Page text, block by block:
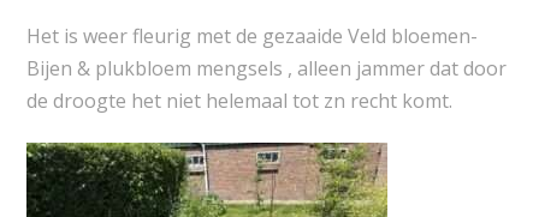
Het is weer fleurig met de gezaaide Veld bloemen-
Bijen & plukbloem mengsels , alleen jammer dat door
de droogte het niet helemaal tot zn recht komt.